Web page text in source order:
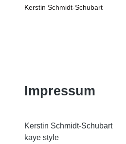
Kerstin Schmidt-Schubart
Impressum
Kerstin Schmidt-Schubart
kaye style